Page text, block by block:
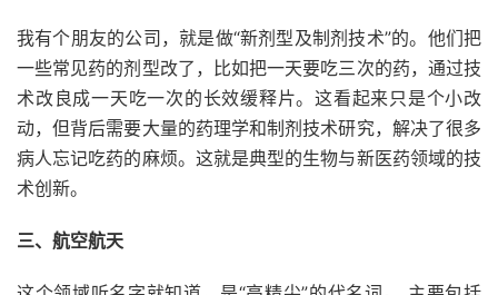
我有个朋友的公司，就是做“新剂型及制剂技术”的。他们把
一些常见药的剂型改了，比如把一天要吃三次的药，通过技
术改良成一天吃一次的长效缓释片。这看起来只是个小改
动，但背后需要大量的药理学和制剂技术研究，解决了很多
病人忘记吃药的麻烦。这就是典型的生物与新医药领域的技
术创新。
三、航空航天